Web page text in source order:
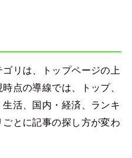
リは、トップページの上
点の導線では、トップ、
活、国内・経済、ランキ
とに記事の探し方が変わ